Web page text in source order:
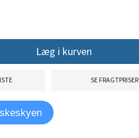
Læg i kurven
SE FRAGTPRISER